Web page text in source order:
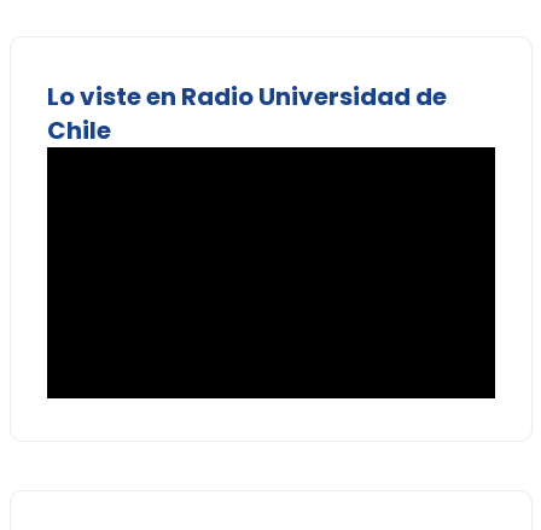
Lo viste en Radio Universidad de
Chile